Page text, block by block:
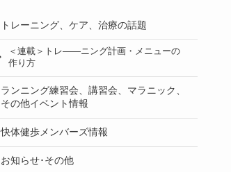
トレーニング、ケア、治療の話題
＜連載＞トレ――ニング計画・メニューの
作り方
ランニング練習会、講習会、マラニック、
その他イベント情報
快体健歩メンバーズ情報
お知らせ･その他